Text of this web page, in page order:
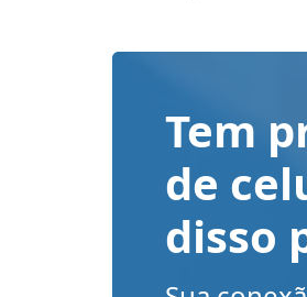
Tem
de
disso